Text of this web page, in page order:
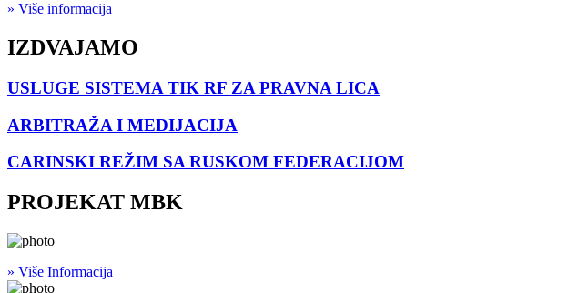
» Više informacija
IZDVAJAMO
USLUGE SISTEMA TIK RF ZA PRAVNA LICA
ARBITRAŽA I MEDIJACIJA
CARINSKI REŽIM SA RUSKOM FEDERACIJOM
PROJEKAT MBK
» Više Informacija